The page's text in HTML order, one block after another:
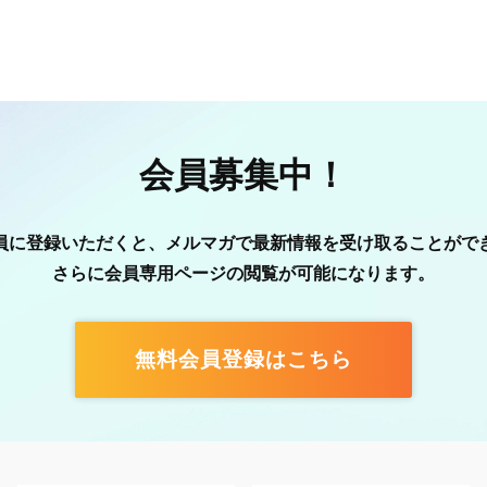
会員募集中！
に登録いただくと、メルマガで最新情報を受け取ることがで
さらに会員専用ページの閲覧が可能になります。
無料会員登録はこちら